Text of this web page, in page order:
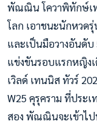
พัณณิน โควาพิทักษ์เท
โลก เอาชนะนักหวด
และเป็นมือวางอันดับ
แข่งขันรอบแรกหญิง
เวิลด์ เทนนิส ทัวร์
W25 คุรุคราม ที่ประ
สอง พัณณินจะเข้าไป